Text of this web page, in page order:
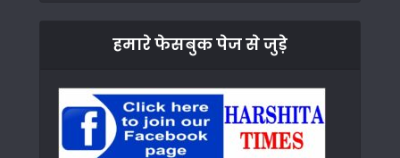
हमारे फेसबुक पेज से जुड़े